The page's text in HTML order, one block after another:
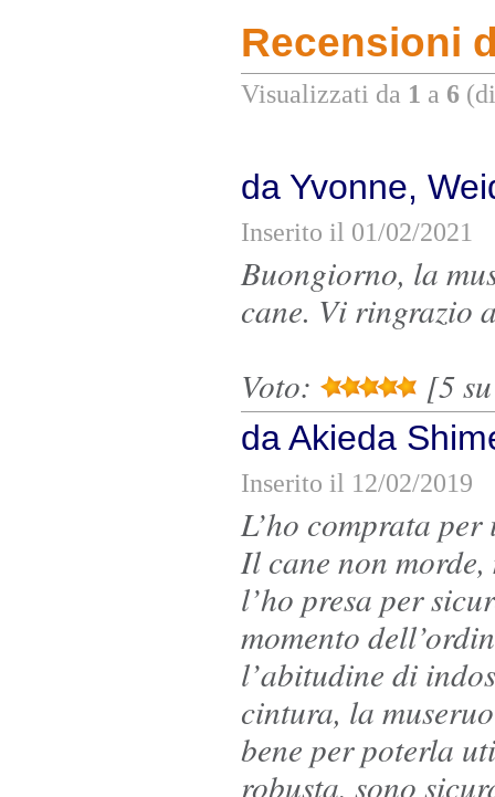
Recensioni
Visualizzati da 1 a 6
da Yvonne,
Inserito il 01/02/2021
Buongiorno, la
cane. Vi ringrazio
Voto:
[5
da Akieda
Inserito il 12/02/2019
L’ho comprata
Il cane non
l’ho presa per
momento
l’abitudine di
cintura, la
bene per poterla
robusta, sono